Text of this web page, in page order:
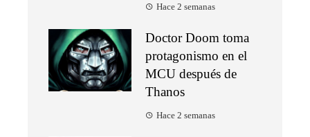
Hace 2 semanas
Doctor Doom toma
protagonismo en el
MCU después de
Thanos
Hace 2 semanas